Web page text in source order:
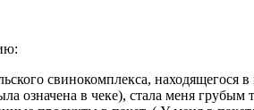
свинокомплекса,
означена в чеке), стала меня грубым